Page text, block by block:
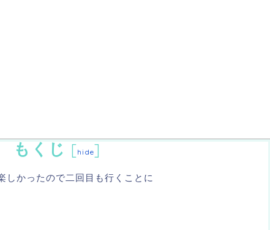
もくじ [hide]
しかったので二回目も行くことに